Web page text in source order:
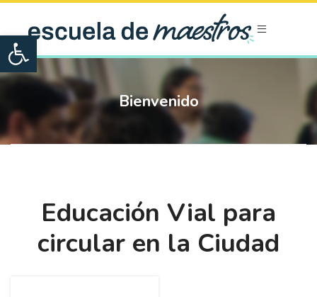
Open toolbar
Bienvenido
Educación Vial para
circular en la Ciudad